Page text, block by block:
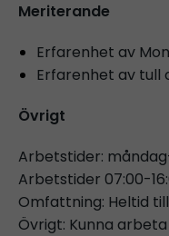
Meriterande
Erfarenhet av
Erfarenhet av tull
Övrigt
Arbetstider:
Arbetstider 07:00-
Omfattning: Heltid
Övrigt: Kunna